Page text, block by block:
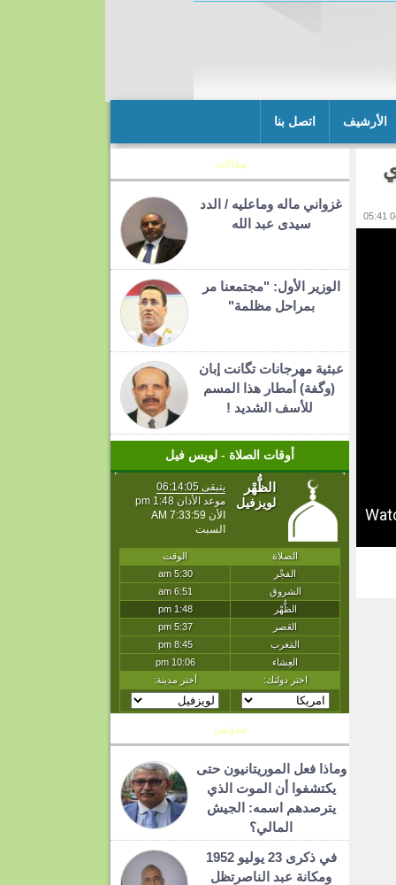
الأرشيف اتصل بنا
مقالات
غزواني ماله وماعليه / الدد
سيدى عبد الله
الوزير الأول: "مجتمعنا مر
بمراحل مظلمة"
عبثية مهرجانات تگانت إبان
(وگفة) أمطار هذا المسم
للأسف الشديد !
أوقات الصلاة - لويس فيل
مدونين
وماذا فعل الموريتانيون حتى
يكتشفوا أن الموت الذي
يترصدهم اسمه: الجيش
المالي؟
في ذكرى 23 يوليو 1952
ومكانة عبد الناصرتظل